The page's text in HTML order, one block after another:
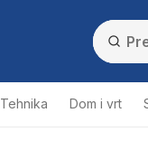
Tehnika Dom i vrt